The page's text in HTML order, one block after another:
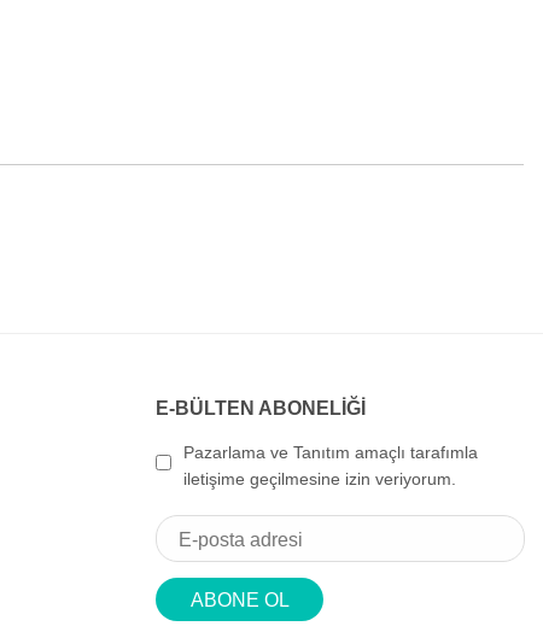
E-BÜLTEN ABONELİĞİ
Pazarlama ve Tanıtım amaçlı tarafımla
iletişime geçilmesine izin veriyorum.
ABONE OL